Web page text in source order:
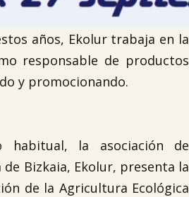
años, Ekolur trabaja en la
responsable de productos
y promocionando.
habitual, la asociación de
Bizkaia, Ekolur, presenta la
de la Agricultura Ecológica